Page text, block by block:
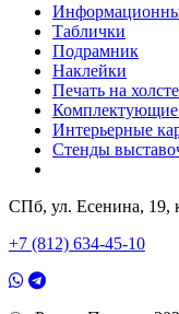
Таблички
Подрамник
Наклейки
Печать на холсте
Комплектующие
Интерьерные
Стенды
СПб, ул. Есенина, 19,
+7 (812) 634-45-10